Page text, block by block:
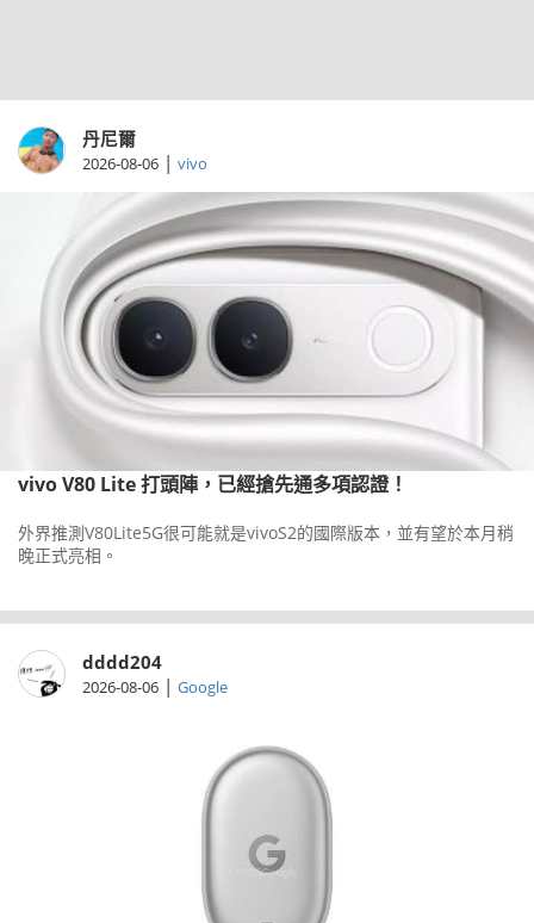
丹尼爾
2026-08-06 | vivo
vivo V80 Lite 打頭陣，已經搶先通多項認證！
外界推測V80Lite5G很可能就是vivoS2的國際版本，並有望於本月稍
晚正式亮相。
dddd204
2026-08-06 | Google